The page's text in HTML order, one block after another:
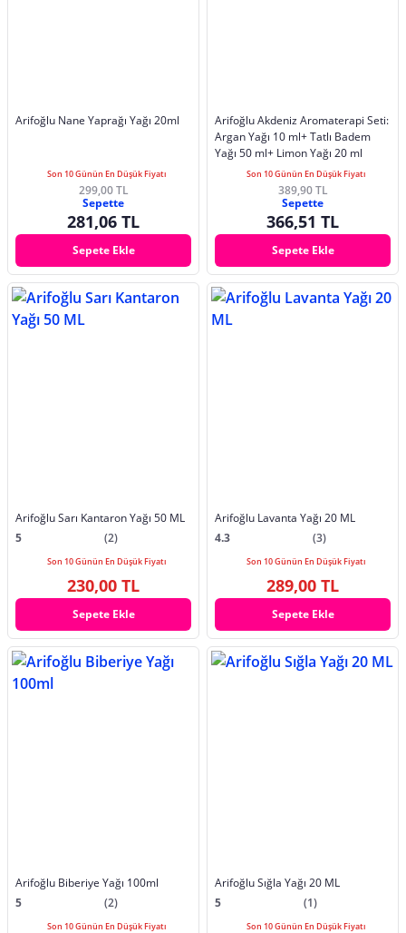
Arifoğlu Nane Yaprağı Yağı 20ml
Son 10 Günün En Düşük Fiyatı
299,00 TL
Sepette
281,06 TL
Sepete Ekle
Arifoğlu Akdeniz Aromaterapi Seti:
Argan Yağı 10 ml+ Tatlı Badem
Yağı 50 ml+ Limon Yağı 20 ml
Son 10 Günün En Düşük Fiyatı
389,90 TL
Sepette
366,51 TL
Sepete Ekle
Arifoğlu Sarı Kantaron Yağı 50 ML
5
(2)
Son 10 Günün En Düşük Fiyatı
230,00 TL
Sepete Ekle
Arifoğlu Lavanta Yağı 20 ML
4.3
(3)
Son 10 Günün En Düşük Fiyatı
289,00 TL
Sepete Ekle
Arifoğlu Biberiye Yağı 100ml
5
(2)
Son 10 Günün En Düşük Fiyatı
Arifoğlu Sığla Yağı 20 ML
5
(1)
Son 10 Günün En Düşük Fiyatı